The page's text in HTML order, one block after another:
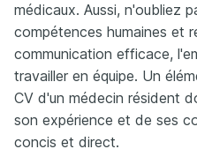
médicaux. Aussi, n'oubliez
compétences humaines et
communication efficace,
travailler en équipe. Un
CV d'un médecin résident
son expérience et de ses
concis et direct.